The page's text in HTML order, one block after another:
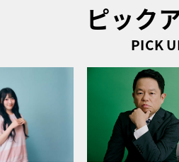
ピック
PICK